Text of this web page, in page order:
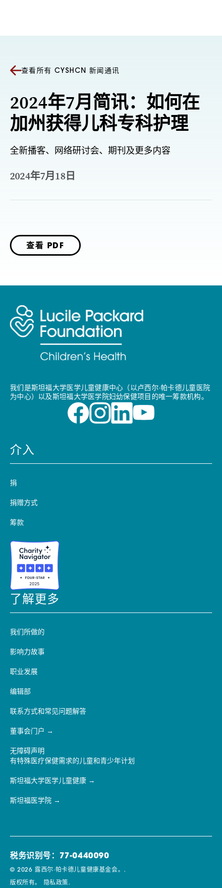
查看所有 CYSHCN 新闻通讯
2024年7月简讯：如何在
加州获得儿科专科护理
全新播客、网络研讨会、期刊及更多内容
2024年7月18日
查看 PDF
我们是斯坦福大学医学儿童健康中心（以卢西尔·帕卡德儿童医院
为中心）以及斯坦福大学医学院妇幼保健项目的唯一筹款机构。
介入
捐
捐赠方式
筹款
了解更多
我们所做的
影响力故事
职业发展
编辑部
联系方式和常见问题解答
董事会门户
无障碍声明
有特殊医疗保健需求的儿童和青少年计划
斯坦福大学医学儿童健康
斯坦福医学院
税务识别号：77-0440090
© 2026 露西尔·帕卡德儿童健康基金会。.
版权所有。 隐私政策.